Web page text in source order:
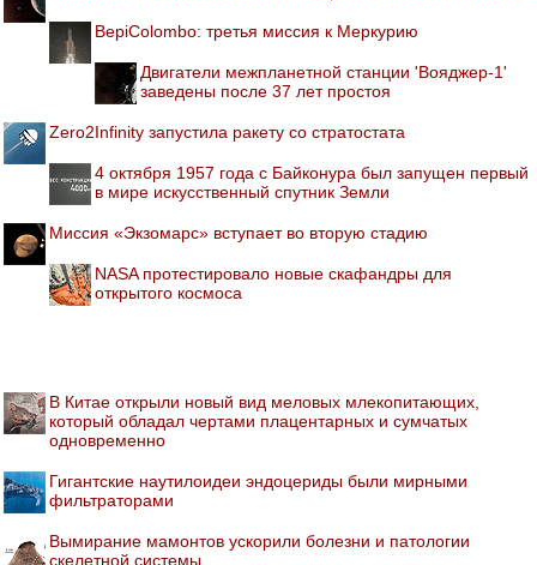
BepiColombo: третья миссия к Меркурию
Двигатели межпланетной станции 'Вояджер-1'
заведены после 37 лет простоя
Zero2Infinity запустила ракету со стратостата
4 октября 1957 года с Байконура был запущен первый
в мире искусственный спутник Земли
Миссия «Экзомарс» вступает во вторую стадию
NASA протестировало новые скафандры для
открытого космоса
В Китае открыли новый вид меловых млекопитающих,
который обладал чертами плацентарных и сумчатых
одновременно
Гигантские наутилоидеи эндоцериды были мирными
фильтраторами
Вымирание мамонтов ускорили болезни и патологии
скелетной системы